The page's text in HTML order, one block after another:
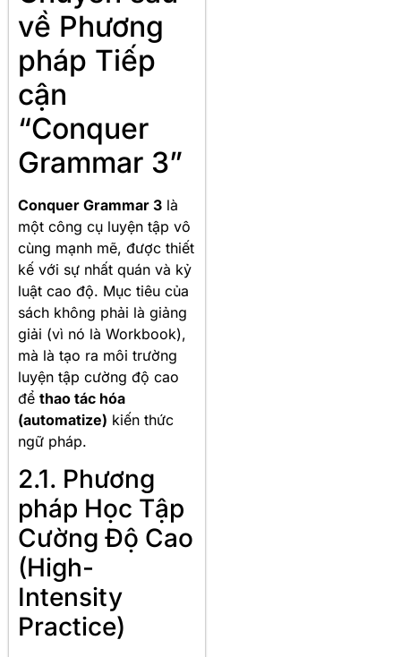
về Phương
pháp Tiếp
cận
“Conquer
Grammar 3”
Conquer Grammar 3 là
một công cụ luyện tập vô
cùng mạnh mẽ, được thiết
kế với sự nhất quán và kỷ
luật cao độ. Mục tiêu của
sách không phải là giảng
giải (vì nó là Workbook),
mà là tạo ra môi trường
luyện tập cường độ cao
để thao tác hóa
(automatize) kiến thức
ngữ pháp.
2.1. Phương
pháp Học Tập
Cường Độ Cao
(High-
Intensity
Practice)